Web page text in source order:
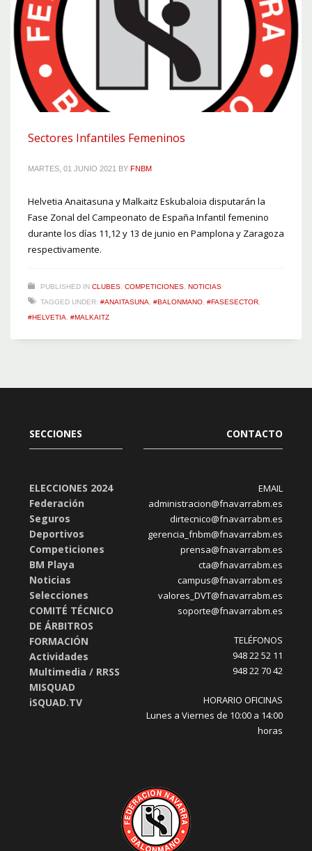
Sectores Infantiles Femeninos
MARTES, 01 JUNIO 2021 BY FNBM
Helvetia Anaitasuna y Malkaitz Eskubaloia disputarán la
Fase Zonal del Campeonato de España Infantil femenino
durante los días 11,12 y 13 de junio en Pamplona y Zaragoza
respectivamente.
PUBLISHED IN CLUBES COMPETICIONES NOTICIAS
TAGGED UNDER: #ANAITASUNA #BALONMANO #FASESECTOR
#HELVETIA
#MALKAITZ
SECCIONES
ELECCIONES 2024
Federación
Seguros
Deportivos
Competiciones
BM Playa
Noticias
Selecciones
COMITÉ TÉCNICO
DE ÁRBITROS
FORMACIÓN
Actividades
Multimedia / RRSS
MISQUAD
iSQUAD.TV
CONTACTO
EMAIL
administracion@fnavarrabm.es
dirtecnico@fnavarrabm.es
gerencia_fnbm@fnavarrabm.es
prensa@fnavarrabm.es
cta@fnavarrabm.es
campus@fnavarrabm.es
valores_DVT@fnavarrabm.es
soporte@fnavarrabm.es
TELÉFONOS
948 22 52 11
948 22 70 42
HORARIO OFICINAS
Lunes a Viernes de 10:00 a 14:00
horas